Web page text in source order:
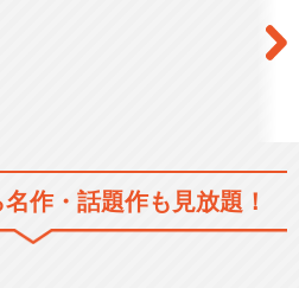
名作・話題作も見放題！